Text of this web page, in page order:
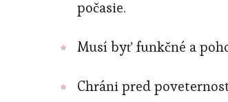
počasie.
Musí byť funkčné a
Chráni pred